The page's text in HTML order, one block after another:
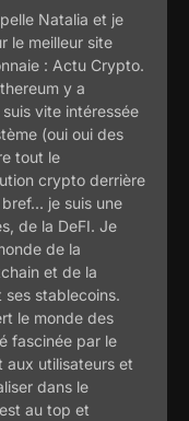
Natalia et je
le meilleur site
: Actu Crypto.
y a
vite intéressée
(oui oui des
tout le
crypto derrière
je suis une
de la DeFI. Je
de la
et de la
stablecoins.
le monde des
fascinée par le
aux utilisateurs et
dans le
au top et